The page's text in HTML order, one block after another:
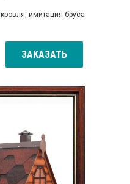
имитация бруса
ЗАКАЗАТЬ